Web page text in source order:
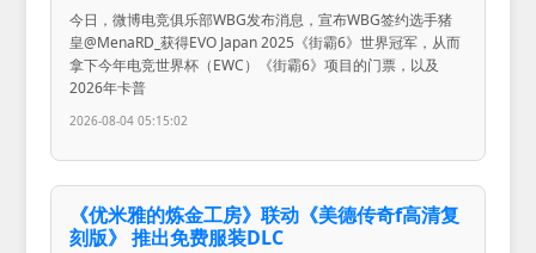
今日，微博电竞俱乐部WBG发布消息，宣布WBG签约选手猪
皇@MenaRD_获得EVO Japan 2025《街霸6》世界冠军，从而
拿下今年电竞世界杯（EWC）《街霸6》项目的门票，以及
2026年卡普
2026-08-04 05:15:02
《优米雅的炼金工房》联动《美德传奇f高清复
刻版》 推出免费服装DLC